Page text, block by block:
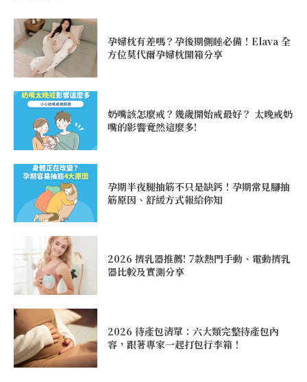
孕婦枕有差嗎？孕後期側睡必備！Elava 全
方位莫代爾孕婦枕開箱分享
奶嘴該怎麼戒？幾歲開始戒最好？ 太晚戒奶
嘴的影響竟然這麼多!
孕期半夜腿抽筋不只是缺鈣！孕期常見腳抽
筋原因、舒緩方式報給你知
2026 擠乳器推薦! 7款熱門手動、電動擠乳
器比較及實測分享
2026 待產包清單：六大類完整待產包內
容，跟著專家一起打包行李箱！